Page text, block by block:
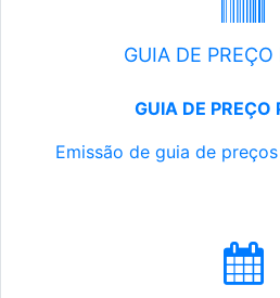
GUIA DE
GUIA DE PREÇO
Emissão de guia de